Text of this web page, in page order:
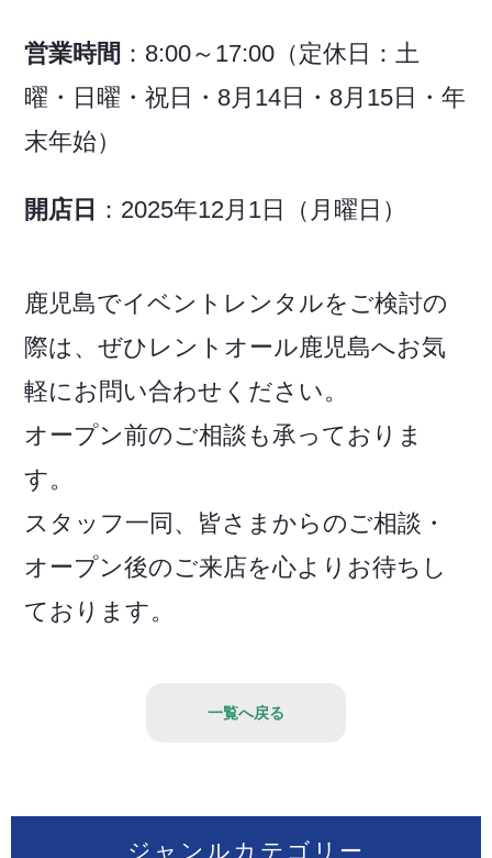
ジャンルカテゴリー
営業時間 ：8:00～17:00（定休日：土
曜・日曜・祝日・8月14日・8月15日・年
末年始）
開店日 ：2025年12月1日（月曜日）
鹿児島でイベントレンタルをご検討の
際は、ぜひレントオール鹿児島へお気
軽にお問い合わせください。
オープン前のご相談も承っておりま
す。
スタッフ一同、皆さまからのご相談・
オープン後のご来店を心よりお待ちし
ております。
一覧へ戻る